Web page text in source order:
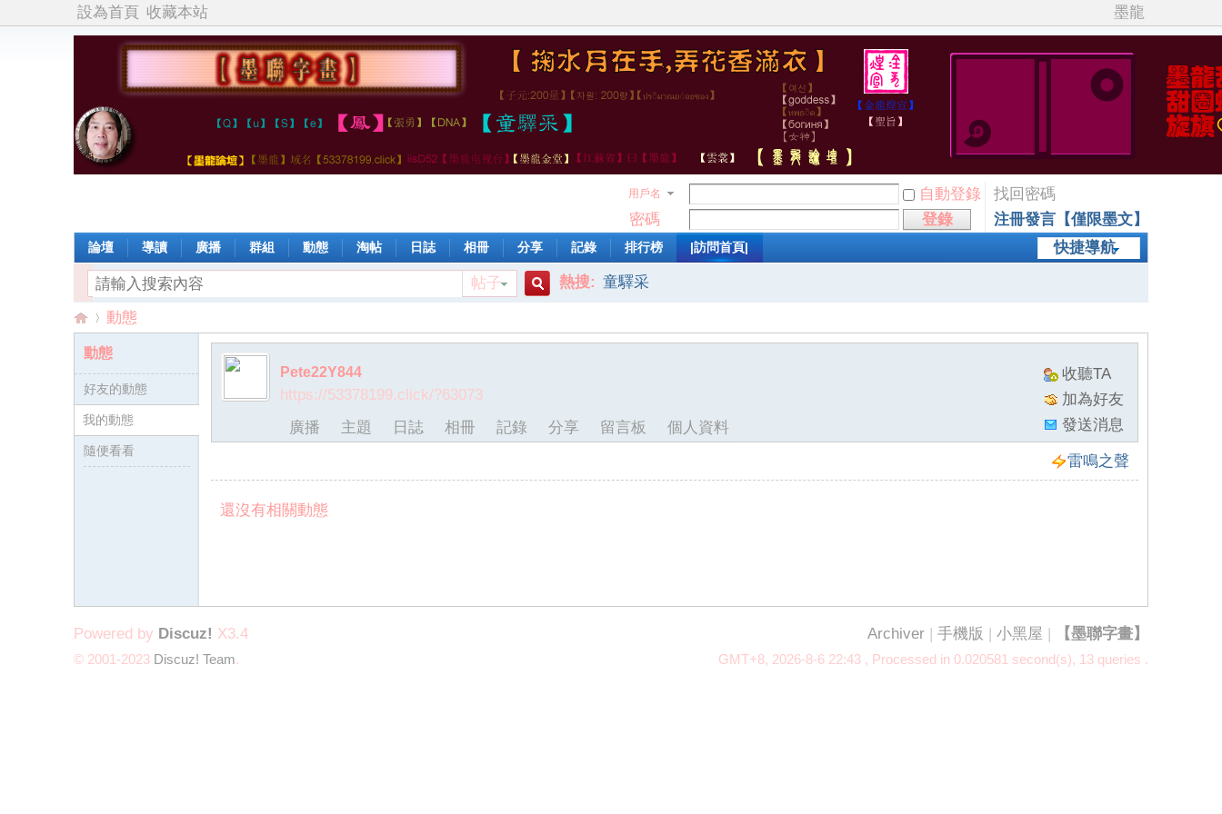
設為首頁 收藏本站 墨龍
用戶名 自動登錄
找回密碼
密碼
登錄
注冊發言【僅限墨文】
快捷導航
論壇 導讀 廣播 群組 動態 淘帖 日誌 相冊 分享 記錄 排行榜 |訪問首頁|
帖子
熱搜: 童驛采
【›
動態
動態
好友的動態
我的動態
隨便看看
收聽TA
加為好友
發送消息
Pete22Y844
https://53378199.click/?63073
廣播
主題 日誌 相冊 記錄 分享 留言板
個人資料
雷鳴之聲
還沒有相關動態
Archiver | 手機版 | 小黑屋 | 【墨聯字畫】
GMT+8, 2026-8-6 22:43 , Processed in 0.020581 second(s), 13 queries .
Powered by Discuz! X3.4
© 2001-2023 Discuz! Team.